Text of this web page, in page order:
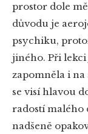
prostor dole
důvodu je
psychiku,
jiného. Při lekci
zapomněla i
se visí hlavou
radostí malého
nadšeně